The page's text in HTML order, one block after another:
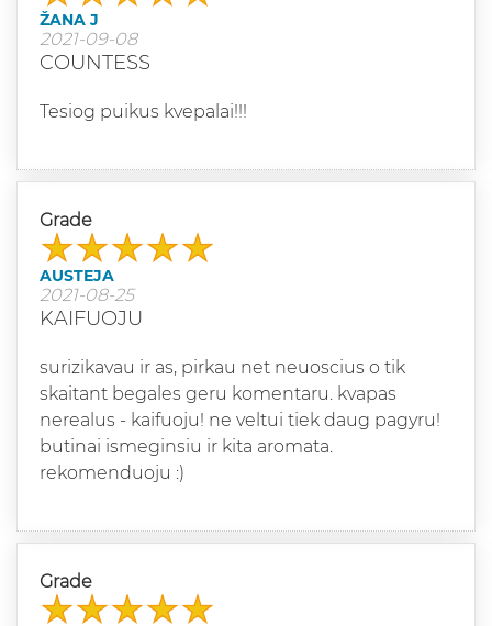
ŽANA J
2021-09-08
COUNTESS
Tesiog puikus kvepalai!!!
Grade
AUSTEJA
2021-08-25
KAIFUOJU
surizikavau ir as, pirkau net neuoscius o tik
skaitant begales geru komentaru. kvapas
nerealus - kaifuoju! ne veltui tiek daug pagyru!
butinai ismeginsiu ir kita aromata.
rekomenduoju :)
Grade